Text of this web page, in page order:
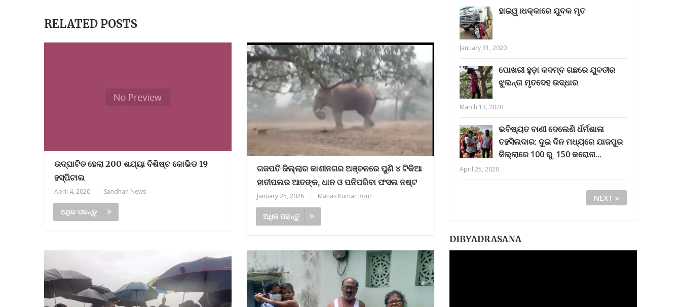
RELATED POSTS
ଉଦ୍ଘାଟିତ ହେଲା 200 ଶଯ୍ୟା ବିଶିଷ୍ଟ କୋଭିଡ 19
ହସ୍ପିଟାଲ
April 4, 2020 Sandhan News
ଅଧିକ ପଢନ୍ତୁ
ଗଜପତି ଜିଲ୍ଲାର କାଶୀନଗର ଅଞ୍ଚଳରେ ପୁଣି ୪ ଟିକିଆ
ହାତୀପଲର ଆତଙ୍କ, ଧାନ ଓ ପନିପରିବା ଫସଲ ନଷ୍ଟ
January 25, 2026 Manas Kumar Rout
ଅଧିକ ପଢନ୍ତୁ
ହାଇୱ।ଧକ୍କାରେ ଯୁବକ ମୃତ
January 31, 2020
ପୋଖରୀ ହୁଡ଼ା କଦମ୍ବ ଗଛରେ ଯୁବତୀର
ଝୁଲନ୍ତା ମୃତଦେହ ଉଦ୍ଧାର
March 13, 2020
ଭବିଷ୍ୟତ ବାଣୀ ଦେଲେଣି ର୍ଧର୍ମଶାଳା
ତହସିଲଦାର: ଦୁଇ ଦିନ ମଧ୍ୟରେ ଯାଜପୁର
ଜିଲ୍ଲାରେ 100 ରୁ 150 କରୋନା...
April 25, 2020
NEXT »
DIBYADRASANA